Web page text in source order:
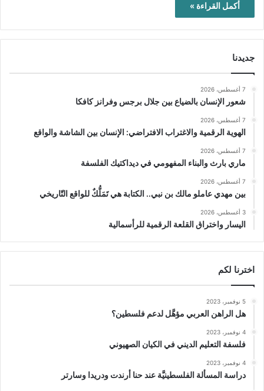
أكمل القراءة »
جديدنا
7 أغسطس، 2026
شعور الإنسان بالضياع بين جلال برجس وفرانز كافكا
7 أغسطس، 2026
الهوية الرقمية والاغتراب الافتراضي: الإنسان بين الشاشة والواقع
7 أغسطس، 2026
ماري بارث والبناء المفهومي في ديداكتيك الفلسفة
7 أغسطس، 2026
بين مهدي عاملو مالك بن نبي.. الكتابة هي تَمَلُّكٌ للواقع التّاريخي
3 أغسطس، 2026
اليسار واختراق القلعة الرقمية للرأسمالية
اخترنا لكم
5 نوفمبر، 2023
هل الراهن العربي مؤهَّل لدعم فلسطين؟
4 نوفمبر، 2023
فلسفة التعليم الديني في الكيان الصهيوني
4 نوفمبر، 2023
دراسة المسألة الفلسطينيَّة عند حنا أرندت ودريدا وسارتر